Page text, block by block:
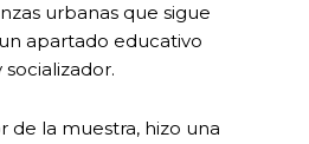
urbanas que sigue
apartado educativo
de la muestra, hizo una